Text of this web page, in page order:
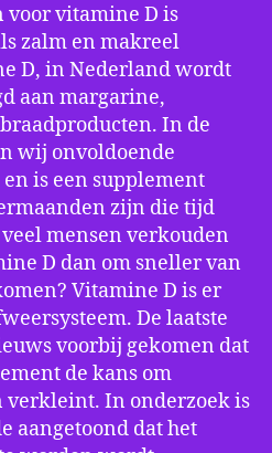
sneller
van
je
verkoudheid
af
te
komen?
voor vitamine D is
zalm en makreel
D, in Nederland wordt
aan margarine,
In de
wij onvoldoende
is een supplement
zijn die tijd
mensen verkouden
D dan om sneller van
Vitamine D is er
De laatste
voorbij gekomen dat
de kans om
verkleint. In onderzoek is
aangetoond dat het